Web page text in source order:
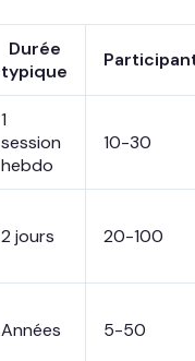
Durée
typique
1
session
hebdo
10-30
2 jours 20-100
Années 5-50